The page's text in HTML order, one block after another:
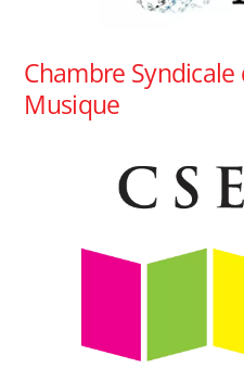
Chambre
Musique